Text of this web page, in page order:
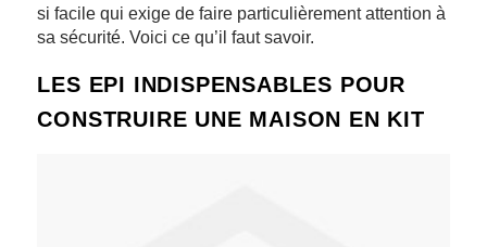
si facile qui exige de faire particulièrement attention à
sa sécurité. Voici ce qu’il faut savoir.
LES EPI INDISPENSABLES POUR
CONSTRUIRE UNE MAISON EN KIT